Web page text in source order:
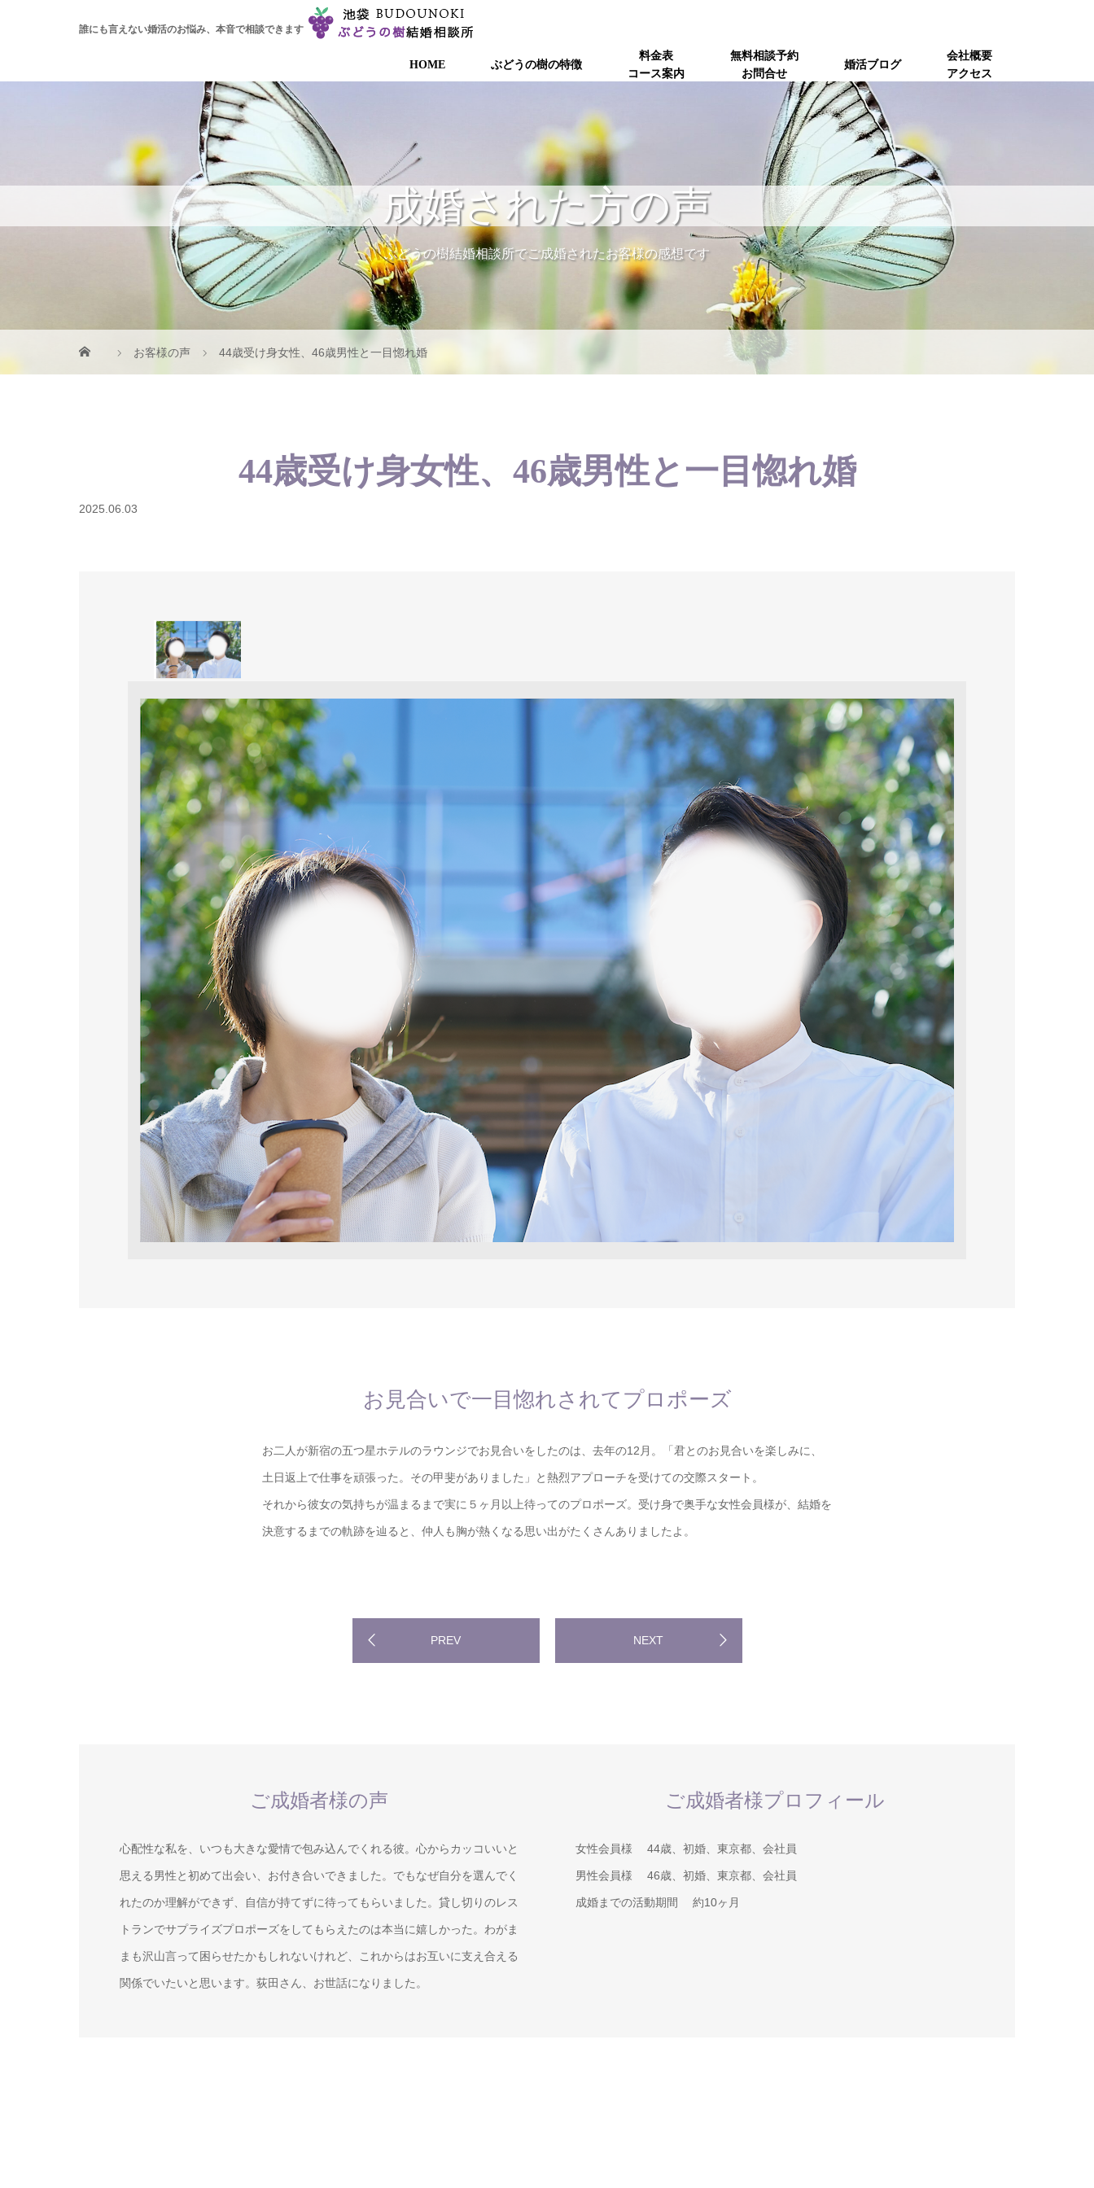
誰にも言えない婚活のお悩み、本音で相談できます
HOME ぶどうの樹の特徴
料金表
コース案内
無料相談予約
お問合せ
婚活ブログ
会社概要
アクセス
成婚された方の声
ぶどうの樹結婚相談所でご成婚されたお客様の感想です
お客様の声 44歳受け身女性、46歳男性と一目惚れ婚
44歳受け身女性、46歳男性と一目惚れ婚
2025.06.03
お見合いで一目惚れされてプロポーズ
お二人が新宿の五つ星ホテルのラウンジでお見合いをしたのは、去年の12月。「君とのお見合いを楽しみに、
土日返上で仕事を頑張った。その甲斐がありました」と熱烈アプローチを受けての交際スタート。
それから彼女の気持ちが温まるまで実に５ヶ月以上待ってのプロポーズ。受け身で奥手な女性会員様が、結婚を
決意するまでの軌跡を辿ると、仲人も胸が熱くなる思い出がたくさんありましたよ。
PREV NEXT
ご成婚者様の声
心配性な私を、いつも大きな愛情で包み込んでくれる彼。心からカッコいいと
思える男性と初めて出会い、お付き合いできました。でもなぜ自分を選んでく
れたのか理解ができず、自信が持てずに待ってもらいました。貸し切りのレス
トランでサプライズプロポーズをしてもらえたのは本当に嬉しかった。わがま
まも沢山言って困らせたかもしれないけれど、これからはお互いに支え合える
関係でいたいと思います。荻田さん、お世話になりました。
ご成婚者様プロフィール
女性会員様 44歳、初婚、東京都、会社員
男性会員様 46歳、初婚、東京都、会社員
成婚までの活動期間 約10ヶ月